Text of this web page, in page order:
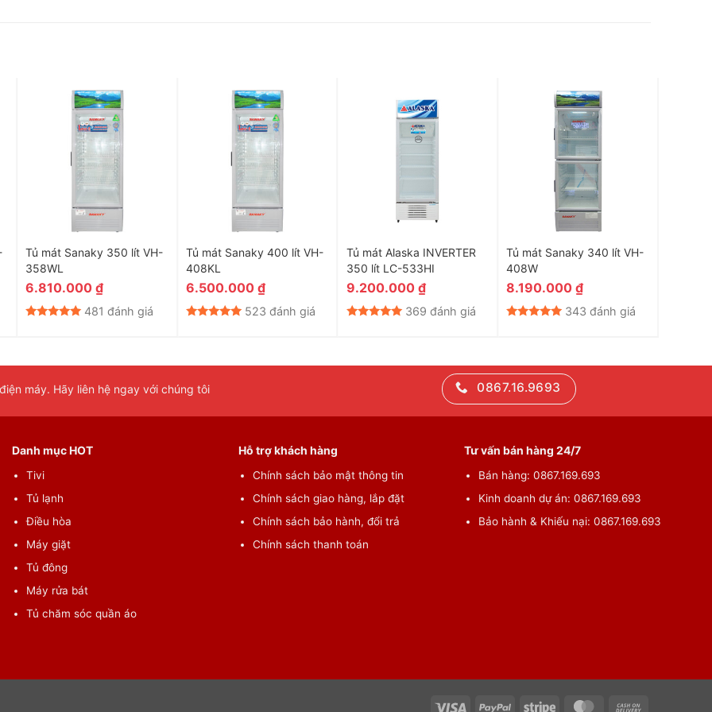
Tủ mát Sanaky 350 lít VH-
358WL
6.810.000₫
481 đánh giá
Tủ mát Sanaky 400 lít VH-
408KL
6.500.000 ₫
523 đánh giá
Tủ mát Alaska INVERTER
350 lít LC-533HI
9.200.000 ₫
369 đánh giá
Tủ mát Sanaky 340 lít VH-
408W
8.190.000₫
343 đánh giá
máy. Hãy liên hệ ngay với chúng tôi 0867.16.9693
Danh mục HOT
Tivi
Tủ lạnh
Điều hòa
Máy giặt
Tủ đông
Máy rửa bát
Tủ chăm sóc quần áo
Hỗ trợ khách hàng
Chính sách bảo mật thông tin
Chính sách giao hàng, lắp đặt
Chính sách bảo hành, đổi trả
Chính sách thanh toán
Tư vấn bán hàng 24/7
Bán hàng: 0867.169.693
Kinh doanh dự án: 0867.169.693
Bảo hành & Khiếu nại: 0867.169.693
Visa PayPal Stripe MasterCard